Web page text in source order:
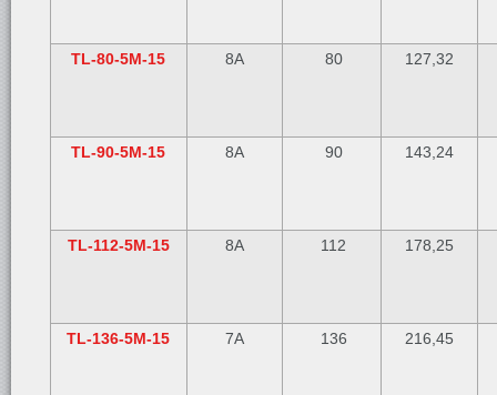
TL-80-5M-15 8A 80 127,32
TL-90-5M-15 8A 90 143,24
TL-112-5M-15 8A 112 178,25
TL-136-5M-15 7A 136 216,45